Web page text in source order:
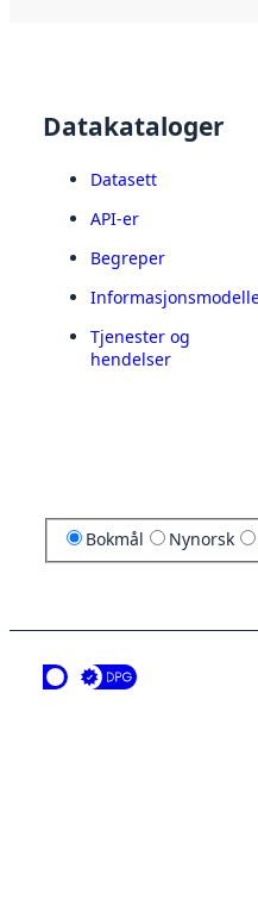
Datakataloger
Datasett
API-er
Begreper
Tjenester og
hendelser
Bokmål Nynorsk